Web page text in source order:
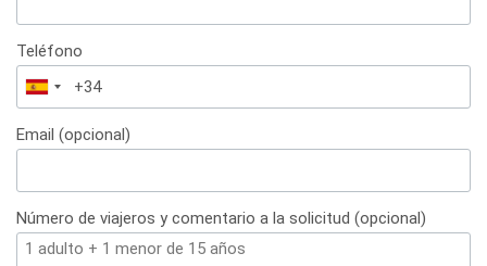
Teléfono
España
+34
Email (opcional)
Número de viajeros y comentario a la solicitud (opcional)